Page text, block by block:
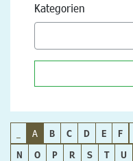
Kategorien
A B C D E F
N
O P R S T U